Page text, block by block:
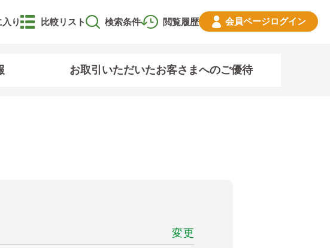
り 閲覧履歴
比較リスト 検索条件 会員ページログイン
お取引いただいたお客さまへのご優待
変更